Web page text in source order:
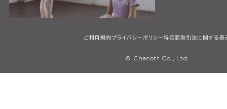
ご利用規約プライバシーポリシー特定商取引法に関する表
© Chacott Co., Ltd.